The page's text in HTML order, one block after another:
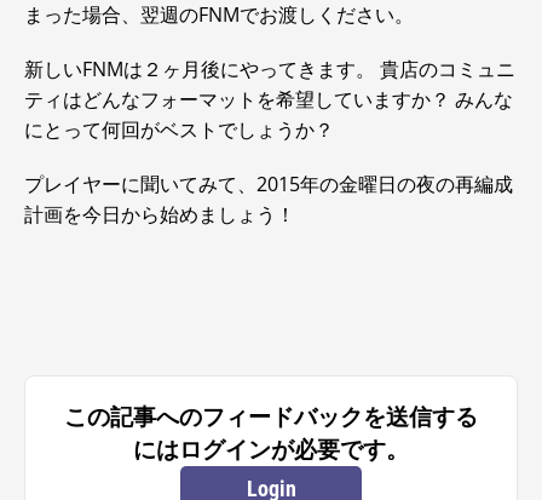
まった場合、翌週のFNMでお渡しください。
新しいFNMは２ヶ月後にやってきます。 貴店のコミュニ
ティはどんなフォーマットを希望していますか？ みんな
にとって何回がベストでしょうか？
プレイヤーに聞いてみて、2015年の金曜日の夜の再編成
計画を今日から始めましょう！
この記事へのフィードバックを送信する
にはログインが必要です。
Login